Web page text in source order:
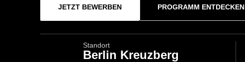
JETZT BEWERBEN PROGRAMM ENTDECKEN
Standort
Berlin Kreuzberg